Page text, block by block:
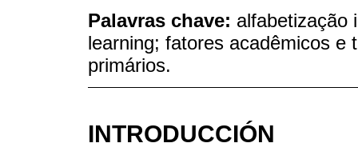
Palavras chave: alfabetização
learning; fatores acadêmicos e
primários.
INTRODUCCIÓN